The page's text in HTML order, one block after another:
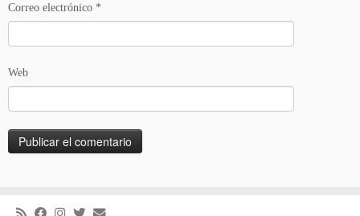
Correo electrónico *
Web